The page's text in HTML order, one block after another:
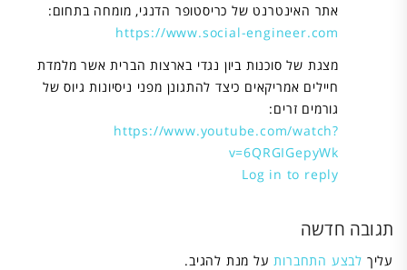
אתר האינטרנט של כריסטופר הדנגי, מומחה בתחום:
https://www.social-engineer.com
מצגת של סוכנות ביון נגדי בארצות הברית אשר מלמדת
חיילים אמריקאים כיצד להתגונן מפני ניסיונות גיוס של
גורמים זרים:
https://www.youtube.com/watch?
v=6QRGIGepyWk
Log in to reply
תגובה חדשה
עליך לבצע התחברות על מנת להגיב.